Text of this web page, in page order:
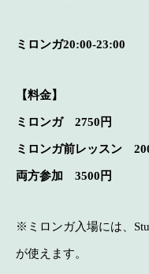
ミロンガ20:00-23:00
【料金】
ミロンガ 2750円
ミロンガ前レッスン
両方参加 3500円
※ミロンガ入場には、
が使えます。